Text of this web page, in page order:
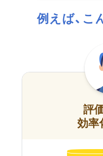
例えば、こ
評
効率